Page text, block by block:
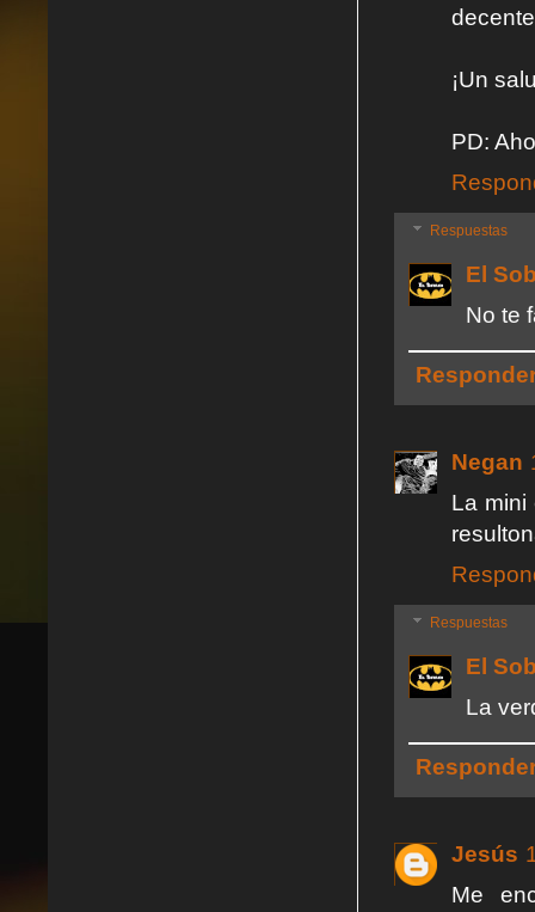
¡Un
PD:
Respuestas
El
No te
Negan
La mini
Respuestas
El
La
Jesús
Me